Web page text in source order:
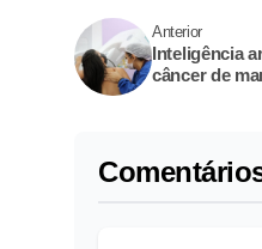
Anterior
Inteligência
câncer de